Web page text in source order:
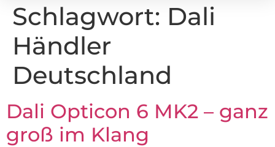
Schlagwort: Dali
Händler
Deutschland
Dali Opticon 6 MK2 – ganz
groß im Klang